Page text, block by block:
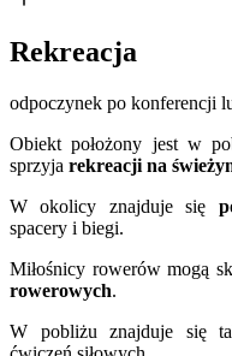
Rekreacja
odpoczynek po konferencji
Obiekt położony jest w
sprzyja rekreacji na
W okolicy znajduje się
spacery i biegi.
Miłośnicy rowerów mogą
rowerowych.
W pobliżu znajduje się